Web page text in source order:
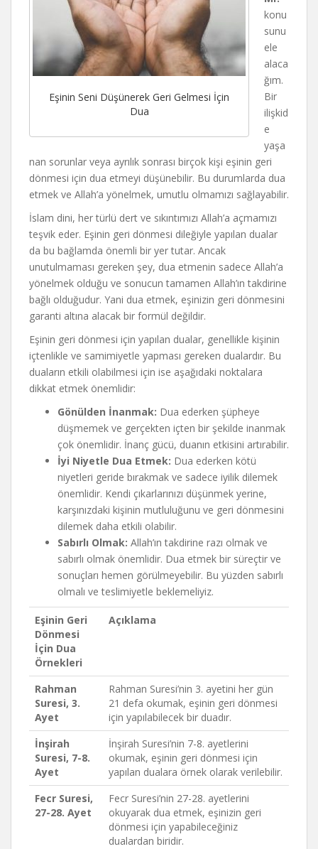
Eşinin Seni Düşünerek Geri Gelmesi İçin
Dua
konu
sunu
ele
alaca
ğım.
Bir
ilişkid
e
yaşa
nan sorunlar veya ayrılık sonrası birçok kişi eşinin geri
dönmesi için dua etmeyi düşünebilir. Bu durumlarda dua
etmek ve Allah’a yönelmek, umutlu olmamızı sağlayabilir.
İslam dini, her türlü dert ve sıkıntımızı Allah’a açmamızı
teşvik eder. Eşinin geri dönmesi dileğiyle yapılan dualar
da bu bağlamda önemli bir yer tutar. Ancak
unutulmaması gereken şey, dua etmenin sadece Allah’a
yönelmek olduğu ve sonucun tamamen Allah’ın takdirine
bağlı olduğudur. Yani dua etmek, eşinizin geri dönmesini
garanti altına alacak bir formül değildir.
Eşinin geri dönmesi için yapılan dualar, genellikle kişinin
içtenlikle ve samimiyetle yapması gereken dualardır. Bu
duaların etkili olabilmesi için ise aşağıdaki noktalara
dikkat etmek önemlidir:
Gönülden İnanmak: Dua ederken şüpheye
düşmemek ve gerçekten içten bir şekilde inanmak
çok önemlidir. İnanç gücü, duanın etkisini artırabilir.
İyi Niyetle Dua Etmek: Dua ederken kötü
niyetleri geride bırakmak ve sadece iyilik dilemek
önemlidir. Kendi çıkarlarınızı düşünmek yerine,
karşınızdaki kişinin mutluluğunu ve geri dönmesini
dilemek daha etkili olabilir.
Sabırlı Olmak: Allah’ın takdirine razı olmak ve
sabırlı olmak önemlidir. Dua etmek bir süreçtir ve
sonuçları hemen görülmeyebilir. Bu yüzden sabırlı
olmalı ve teslimiyetle beklemeliyiz.
Eşinin Geri
Dönmesi
İçin Dua
Örnekleri
Açıklama
Rahman
Suresi, 3.
Ayet
Rahman Suresi’nin 3. ayetini her gün
21 defa okumak, eşinin geri dönmesi
için yapılabilecek bir duadır.
İnşirah
Suresi, 7-8.
Ayet
İnşirah Suresi’nin 7-8. ayetlerini
okumak, eşinin geri dönmesi için
yapılan dualara örnek olarak verilebilir.
Fecr Suresi,
27-28. Ayet
Fecr Suresi’nin 27-28. ayetlerini
okuyarak dua etmek, eşinizin geri
dönmesi için yapabileceğiniz
dualardan biridir.